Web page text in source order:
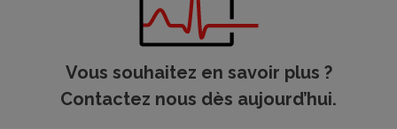
Vous souhaitez en savoir plus ?
Contactez nous dès aujourd’hui.